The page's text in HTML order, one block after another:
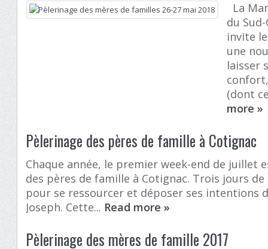
La
du
invite
une
laisser
(dont
more»
Pèlerinage des pères de famille à Cotignac
Chaque année, le premier week-end de juillet
des pères de famille à Cotignac. Trois jours
pour se ressourcer et déposer ses intentions
Joseph. Cette... Read more»
Pèlerinage des mères de famille 2017